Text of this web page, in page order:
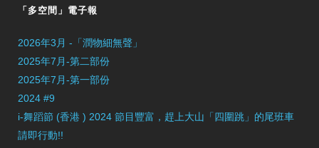
「多空間」電子報
2026年3月 -「潤物細無聲」
2025年7月-第二部份
2025年7月-第一部份
2024 #9
i-舞蹈節 (香港 ) 2024 節目豐富，趕上大山「四圍跳」的尾班車
請即行動!!